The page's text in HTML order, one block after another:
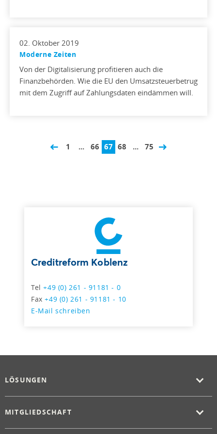
02. Oktober 2019
Moderne Zeiten
Von der Digitalisierung profitieren auch die
Finanzbehörden. Wie die EU den Umsatzsteuerbetrug
mit dem Zugriff auf Zahlungsdaten eindämmen will.
1 ... 66 67 68 ... 75
Creditreform Koblenz
Tel+49 (0) 261 - 91181 - 0
Fax+49 (0) 261 - 91181 - 10
E-Mail schreiben
LÖSUNGEN
MITGLIEDSCHAFT